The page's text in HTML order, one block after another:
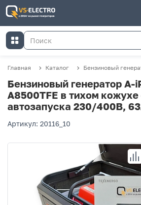
Главная Каталог Бензиновый
Бензиновый генератор A-
A8500TFE в тихом
автозапуска 230/400В,
Артикул: 20116_10